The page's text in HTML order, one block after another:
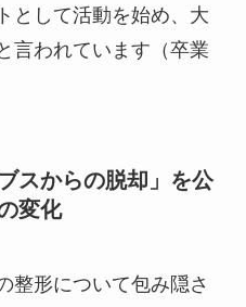
として活動を始め、大
言われています（卒業
スからの脱却」を公
変化
整形について包み隠さ